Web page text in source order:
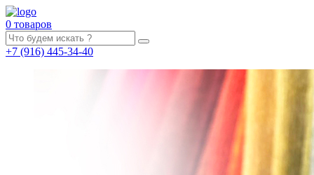
0 товаров
+7 (916) 445-34-40